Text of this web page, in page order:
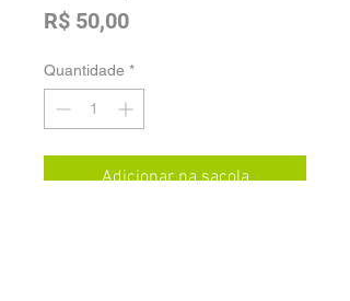
R$ 50,00Preço
Quantidade *
Adicionar na sacola